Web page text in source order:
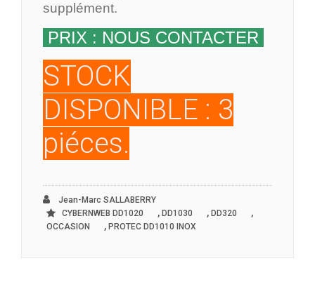
supplément.
PRIX : NOUS CONTACTER
STOCK
DISPONIBLE : 3
piéces.
Jean-Marc SALLABERRY
CYBERNWEB DD1020
, DD1030 , DD320 ,
OCCASION , PROTEC DD1010 INOX